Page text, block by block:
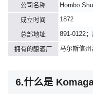
公司名称
Hombo
成立时间
1872
总部地址 891-0122
拥有的酿酒厂 马尔斯信
6.什么是